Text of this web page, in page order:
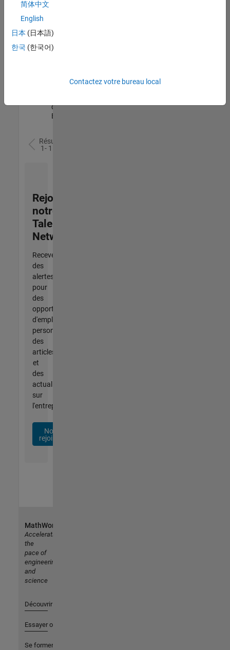
votre
région.
Senior Software Quality Engineer
Senior
Engineer
qualité |
Expérimenté(e)
Résultats
1- 1 de
Rejoignez
notre
Talent
Network
Recevez
des
alertes
pour
des
opportunités
d'emploi
personnalisées,
des
articles
et
des
actualités
sur
l'entreprise.
Nous
rejoindre
简体中文
English
日本 (日本語)
한국 (한국어)
Contactez votre bureau local
MathWorks
Accelerating
the
pace of
engineering
and
science
Découvrir les produits
Essayer ou acheter
Se former